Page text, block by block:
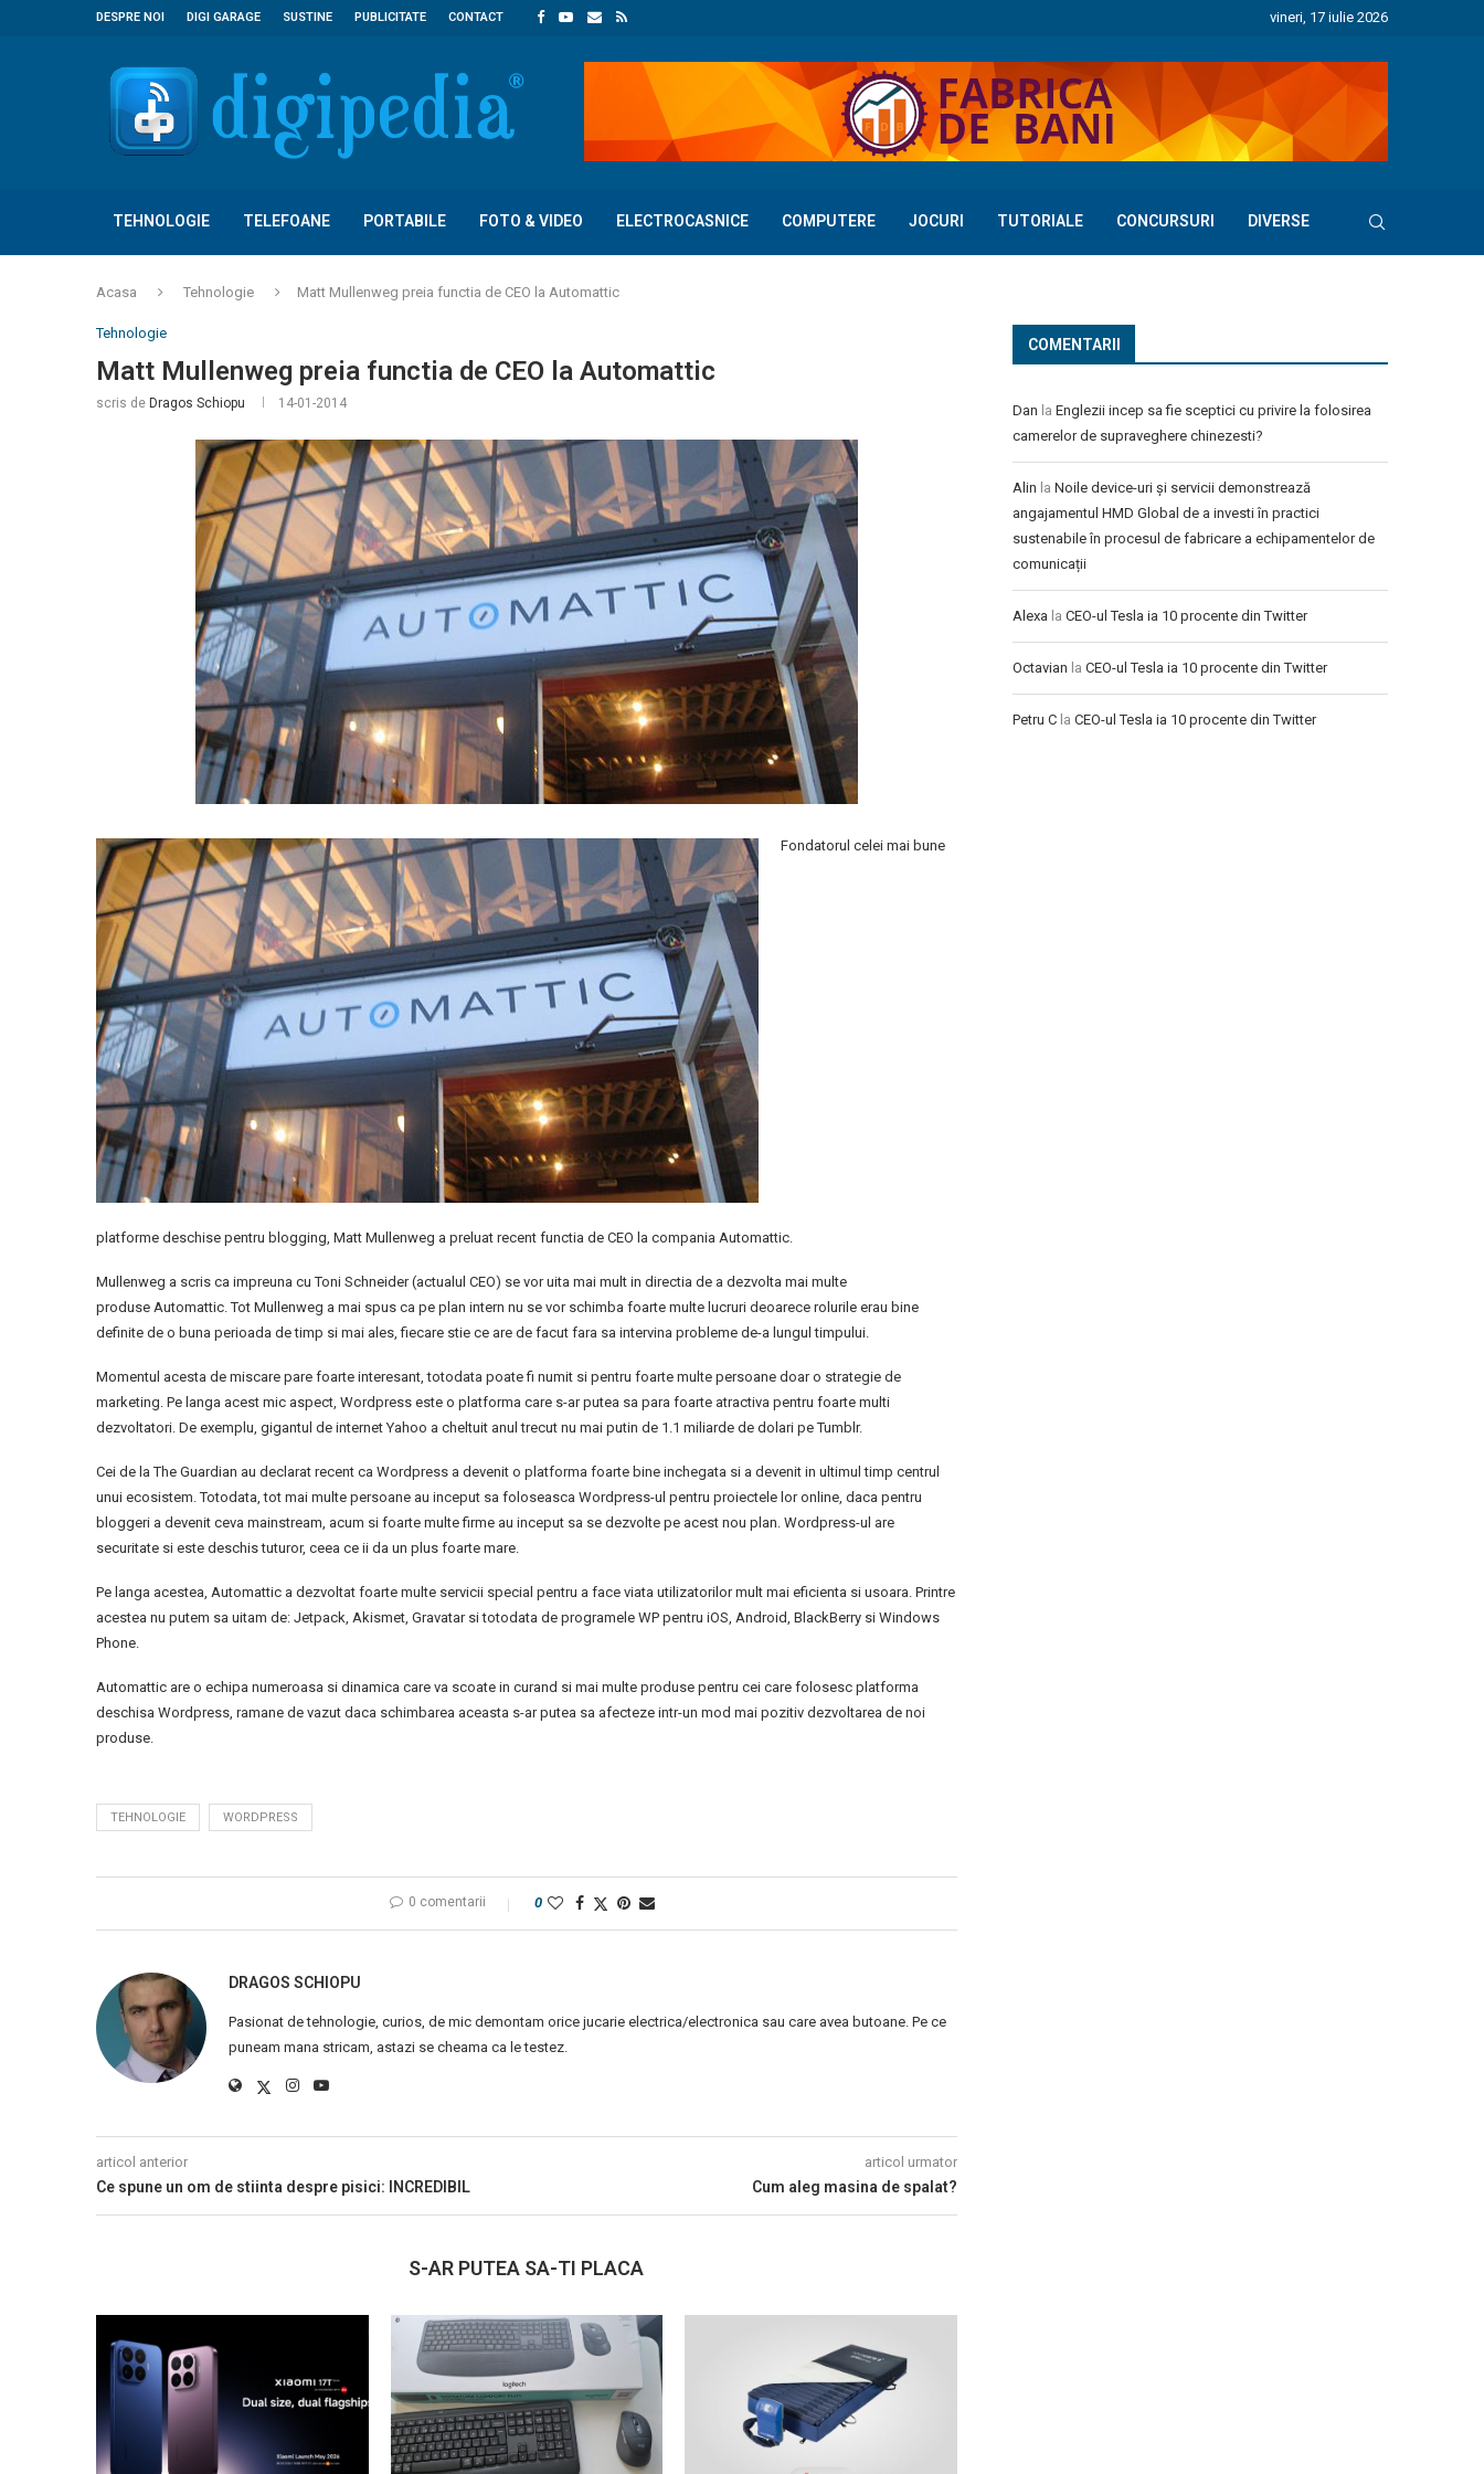
DESPRE NOI DIGI GARAGE SUSTINE PUBLICITATE CONTACT vineri, 17 iulie 2026
TEHNOLOGIE TELEFOANE PORTABILE FOTO & VIDEO ELECTROCASNICE COMPUTERE JOCURI TUTORIALE CONCURSURI DIVERSE
Acasa Tehnologie Matt Mullenweg preia functia de CEO la Automattic
Tehnologie
Matt Mullenweg preia functia de CEO la Automattic
scris de Dragos Schiopu 14-01-2014
Fondatorul celei mai bune
platforme deschise pentru blogging, Matt Mullenweg a preluat recent functia de CEO la compania Automattic.
Mullenweg a scris ca impreuna cu Toni Schneider (actualul CEO) se vor uita mai mult in directia de a dezvolta mai multe
produse Automattic. Tot Mullenweg a mai spus ca pe plan intern nu se vor schimba foarte multe lucruri deoarece rolurile erau bine
definite de o buna perioada de timp si mai ales, fiecare stie ce are de facut fara sa intervina probleme de-a lungul timpului.
Momentul acesta de miscare pare foarte interesant, totodata poate fi numit si pentru foarte multe persoane doar o strategie de
marketing. Pe langa acest mic aspect, Wordpress este o platforma care s-ar putea sa para foarte atractiva pentru foarte multi
dezvoltatori. De exemplu, gigantul de internet Yahoo a cheltuit anul trecut nu mai putin de 1.1 miliarde de dolari pe Tumblr.
Cei de la The Guardian au declarat recent ca Wordpress a devenit o platforma foarte bine inchegata si a devenit in ultimul timp centrul
unui ecosistem. Totodata, tot mai multe persoane au inceput sa foloseasca Wordpress-ul pentru proiectele lor online, daca pentru
bloggeri a devenit ceva mainstream, acum si foarte multe firme au inceput sa se dezvolte pe acest nou plan. Wordpress-ul are
securitate si este deschis tuturor, ceea ce ii da un plus foarte mare.
Pe langa acestea, Automattic a dezvoltat foarte multe servicii special pentru a face viata utilizatorilor mult mai eficienta si usoara. Printre
acestea nu putem sa uitam de: Jetpack, Akismet, Gravatar si totodata de programele WP pentru iOS, Android, BlackBerry si Windows
Phone.
Automattic are o echipa numeroasa si dinamica care va scoate in curand si mai multe produse pentru cei care folosesc platforma
deschisa Wordpress, ramane de vazut daca schimbarea aceasta s-ar putea sa afecteze intr-un mod mai pozitiv dezvoltarea de noi
produse.
TEHNOLOGIE WORDPRESS
0 comentarii 0
DRAGOS SCHIOPU
Pasionat de tehnologie, curios, de mic demontam orice jucarie electrica/electronica sau care avea butoane. Pe ce
puneam mana stricam, astazi se cheama ca le testez.
articol anterior
Ce spune un om de stiinta despre pisici: INCREDIBIL
articol urmator
Cum aleg masina de spalat?
S-AR PUTEA SA-TI PLACA
COMENTARII
Dan la Englezii incep sa fie sceptici cu privire la folosirea
camerelor de supraveghere chinezesti?
Alin la Noile device-uri și servicii demonstrează
angajamentul HMD Global de a investi în practici
sustenabile în procesul de fabricare a echipamentelor de
comunicații
Alexa la CEO-ul Tesla ia 10 procente din Twitter
Octavian la CEO-ul Tesla ia 10 procente din Twitter
Petru C la CEO-ul Tesla ia 10 procente din Twitter